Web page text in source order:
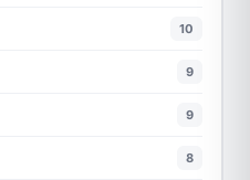
10
9
9
8